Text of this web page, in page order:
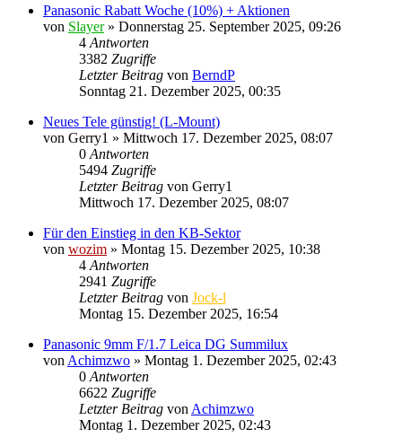
Panasonic Rabatt Woche (10%) + Aktionen
von Slayer» Donnerstag 25. September 2025, 09:26
4 Antworten
3382 Zugriffe
Letzter Beitrag von BerndP
Sonntag 21. Dezember 2025, 00:35
Neues Tele günstig! (L-Mount)
von Gerry1 » Mittwoch 17. Dezember 2025, 08:07
0 Antworten
5494 Zugriffe
Letzter Beitrag von Gerry1
Mittwoch 17. Dezember 2025, 08:07
Für den Einstieg in den KB-Sektor
von wozim » Montag 15. Dezember 2025, 10:38
4 Antworten
2941 Zugriffe
Letzter Beitrag von Jock-l
Montag 15. Dezember 2025, 16:54
Panasonic 9mm F/1.7 Leica DG Summilux
von Achimzwo » Montag 1. Dezember 2025, 02:43
0 Antworten
6622 Zugriffe
Letzter Beitrag von Achimzwo
Montag 1. Dezember 2025, 02:43